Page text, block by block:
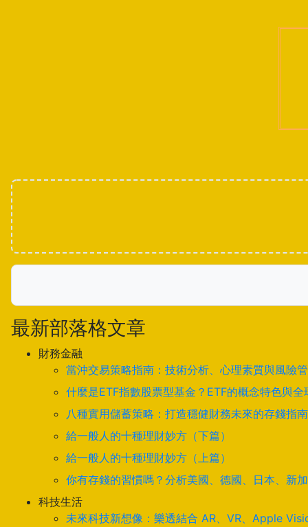
最新部落格文章
財務金融
當沖交易策略指南：技術分析、心理素質與風險
什麼是ETF指數股票型基金？ETF的概念特色與全
八種實用儲蓄策略：打造穩健財務未來的存錢指南
給一般人的十種理財妙方（下篇）
給一般人的十種理財妙方（上篇）
你有存錢的習慣嗎？分析美國、德國、日本、新
科技生活
未來科技新想像：樂透結合 AR、VR、Apple